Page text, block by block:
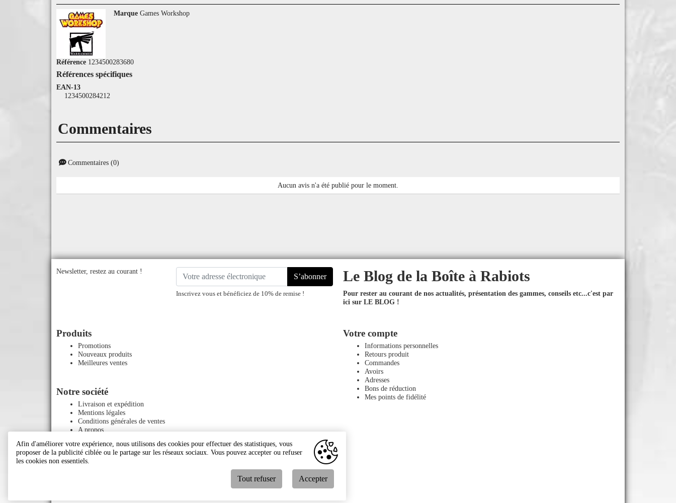
Marque Games Workshop
Référence 1234500283680
Références spécifiques
EAN-13
1234500284212
Commentaires
Commentaires (0)
Aucun avis n'a été publié pour le moment.
Newsletter, restez au courant !
S’abonner
Inscrivez vous et bénéficiez de 10% de remise !
Le Blog de la Boîte à Rabiots
Pour rester au courant de nos actualités, présentation des gammes, conseils etc...c'est par
ici sur LE BLOG !
Produits
Promotions
Nouveaux produits
Meilleures ventes
Notre société
Livraison et expédition
Mentions légales
Conditions générales de ventes
A propos
Contactez-nous
Plan du site
Magasins
Votre compte
Informations personnelles
Retours produit
Commandes
Avoirs
Adresses
Bons de réduction
Mes points de fidélité
Afin d'améliorer votre expérience, nous utilisons des cookies pour effectuer des statistiques, vous
proposer de la publicité ciblée ou le partage sur les réseaux sociaux. Vous pouvez accepter ou refuser
les cookies non essentiels.
Tout refuser Accepter